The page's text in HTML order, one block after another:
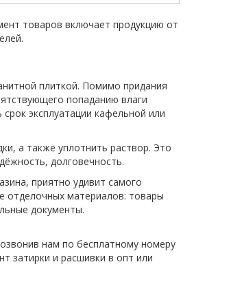
товаров включает продукцию от
плиткой. Помимо придания
попаданию влаги
эксплуатации кафельной или
а также уплотнить раствор. Это
долговечность.
приятно удивит самого
отделочных материалов: товары
документы.
нам по бесплатному номеру
затирки и расшивки в опт или